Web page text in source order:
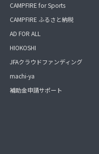
CAMPFIRE for Sports
CAMPFIRE ふるさと納税
AD FOR ALL
HIOKOSHI
JFAクラウドファンディング
machi-ya
補助金申請サポート